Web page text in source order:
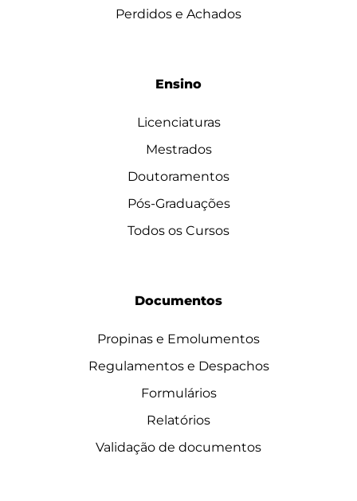
Perdidos e Achados
Ensino
Licenciaturas
Mestrados
Doutoramentos
Pós-Graduações
Todos os Cursos
Documentos
Propinas e Emolumentos
Regulamentos e Despachos
Formulários
Relatórios
Validação de documentos